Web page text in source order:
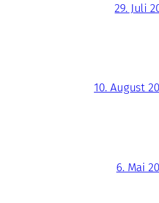
29. Juli
10. August
6. Mai